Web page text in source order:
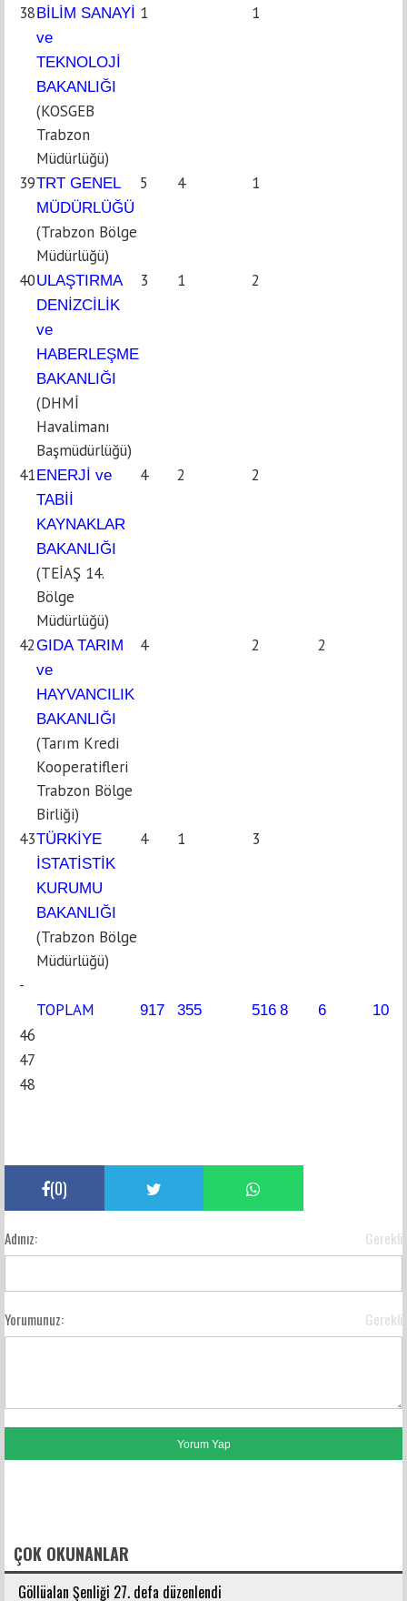
38 BİLİM SANAYİ
ve
TEKNOLOJİ
BAKANLIĞI
(KOSGEB
Trabzon
Müdürlüğü)
1 1
39TRT GENEL
MÜDÜRLÜĞÜ
(Trabzon Bölge
Müdürlüğü)
5 4 1
40ULAŞTIRMA
DENİZCİLİK
ve
HABERLEŞME
BAKANLIĞI
(DHMİ
Havalimanı
Başmüdürlüğü)
3 1 2
41 ENERJİ ve
TABİİ
KAYNAKLAR
BAKANLIĞI
(TEİAŞ 14.
Bölge
Müdürlüğü)
4 2 2
42GIDA TARIM
ve
HAYVANCILIK
BAKANLIĞI
(Tarım Kredi
Kooperatifleri
Trabzon Bölge
Birliği)
4 2 2
43TÜRKİYE
İSTATİSTİK
KURUMU
BAKANLIĞI
(Trabzon Bölge
Müdürlüğü)
4 1 3
-
TOPLAM
917 355 516 8 6 106
46
47
48
(0)
Adınız: Gerekli
Yorumunuz: Gerekli
ÇOK OKUNANLAR
Göllüalan Şenliği 27. defa düzenlendi